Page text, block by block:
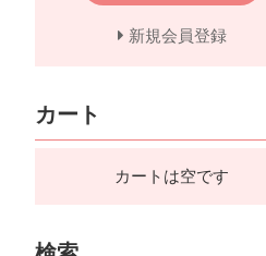
新規会員登録
カート
カートは空です